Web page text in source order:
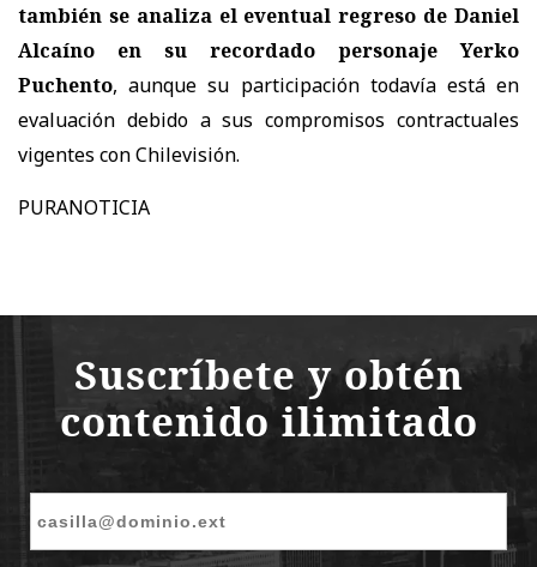
también se analiza el eventual regreso de Daniel
Alcaíno en su recordado personaje Yerko
Puchento, aunque su participación todavía está en
evaluación debido a sus compromisos contractuales
vigentes con Chilevisión.
PURANOTICIA